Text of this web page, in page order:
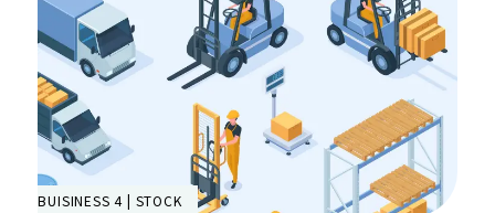
BUISINESS 4 | STOCK